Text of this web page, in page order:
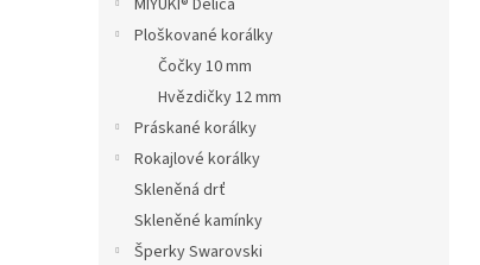
MIYUKI® Delica
Ploškované korálky
Čočky 10 mm
Hvězdičky 12 mm
Práskané korálky
Rokajlové korálky
Skleněná drť
Skleněné kamínky
Šperky Swarovski